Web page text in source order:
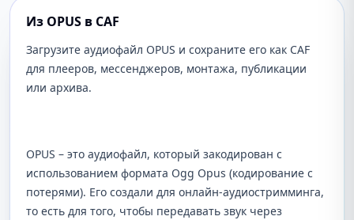
Из OPUS в CAF
Загрузите аудиофайл OPUS и сохраните его как CAF
для плееров, мессенджеров, монтажа, публикации
или архива.
OPUS – это аудиофайл, который закодирован с
использованием формата Ogg Opus (кодирование с
потерями). Его создали для онлайн-аудиостримминга,
то есть для того, чтобы передавать звук через